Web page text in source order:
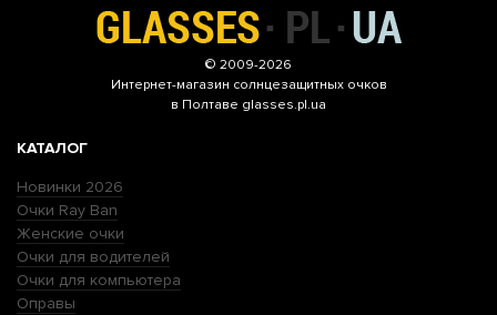
© 2009-2026
Интернет-магазин солнцезащитных очков
в Полтаве glasses.pl.ua
КАТАЛОГ
Новинки 2026
Очки Ray Ban
Женские очки
Очки для водителей
Очки для компьютера
Оправы